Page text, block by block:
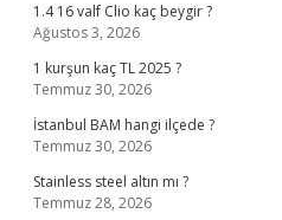
1.4 16 valf Clio kaç beygir ?
Ağustos 3, 2026
1 kurşun kaç TL 2025 ?
Temmuz 30, 2026
İstanbul BAM hangi ilçede ?
Temmuz 30, 2026
Stainless steel altın mı ?
Temmuz 28, 2026